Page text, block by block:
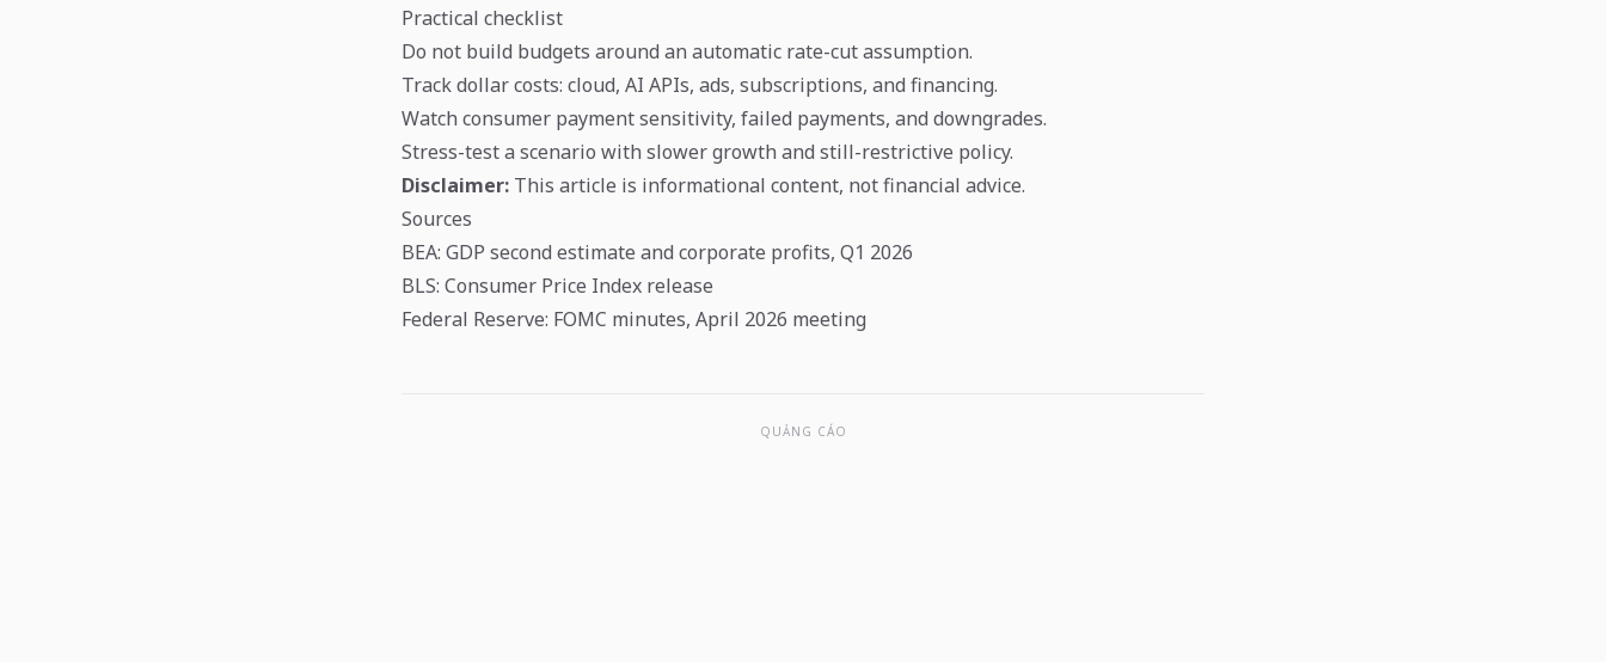
Practical checklist
Do not build budgets around an automatic rate-cut assumption.
Track dollar costs: cloud, AI APIs, ads, subscriptions, and financing.
Watch consumer payment sensitivity, failed payments, and downgrades.
Stress-test a scenario with slower growth and still-restrictive policy.
Disclaimer: This article is informational content, not financial advice.
Sources
BEA: GDP second estimate and corporate profits, Q1 2026
BLS: Consumer Price Index release
Federal Reserve: FOMC minutes, April 2026 meeting
QUẢNG CÁO